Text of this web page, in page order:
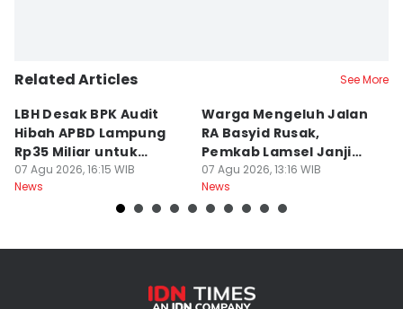
Related Articles See More
LBH Desak BPK Audit
Hibah APBD Lampung
Rp35 Miliar untuk
Kejaksaan
07 Agu 2026, 16:15 WIB
News
Warga Mengeluh Jalan
RA Basyid Rusak,
Pemkab Lamsel Janji
Segera Perbaiki
07 Agu 2026, 13:16 WIB
News